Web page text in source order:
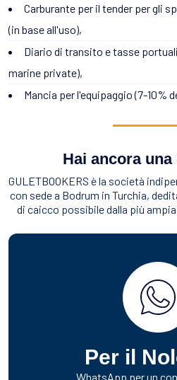
Carburante per il tender per gli
(in base all'uso),
Diario di transito e tasse
marine private),
Mancia per l'equipaggio (7-10%
Hai ancora
GULETBOOKERS è la società
con sede a Bodrum in Turchia,
di caicco possibile dalla più
Per il
WhatsApp per un